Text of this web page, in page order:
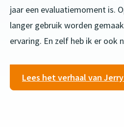
jaar een evaluatiemoment is.
langer gebruik worden
ervaring. En zelf heb ik er ook
Lees het verhaal van